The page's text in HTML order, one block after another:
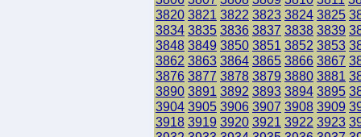
3820 3821 3822 3823 3824 3825
3834 3835 3836 3837 3838 3839
3848 3849 3850 3851 3852 3853
3862 3863 3864 3865 3866 3867
3876 3877 3878 3879 3880 3881
3890 3891 3892 3893 3894 3895
3904 3905 3906 3907 3908 3909
3918 3919 3920 3921 3922 3923